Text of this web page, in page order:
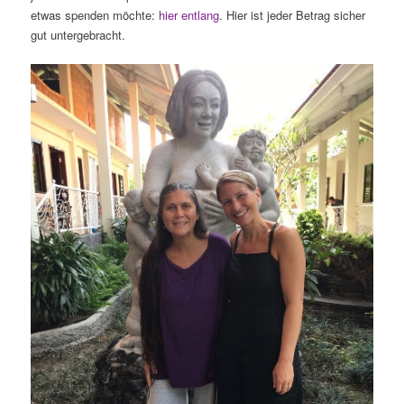
etwas spenden möchte: hier entlang. Hier ist jeder Betrag sicher
gut untergebracht.